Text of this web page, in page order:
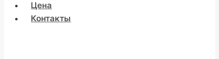
Цена
Контакты